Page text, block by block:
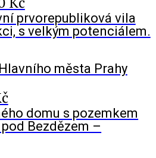
prvorepubliková vila
s velkým potenciálem.
města Prahy
domu s pozemkem
pod Bezdězem –